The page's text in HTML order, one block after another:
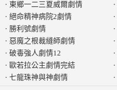
· 東鄉一二三夏威爾劇情
· 絕命精神病院2劇情
· 勝利號劇情
· 惡魔之根裁縫師劇情
· 破毒強人劇情12
· 歐若拉公主劇情完結
· 七龍珠神與神劇情
·
·
·
·
·
·
·